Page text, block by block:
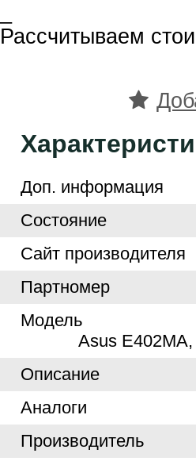
Рассчитываем
Доп. информация
Cостояние
Cайт производителя
Партномер
Модель
Asus
Описание
Аналоги
Производитель